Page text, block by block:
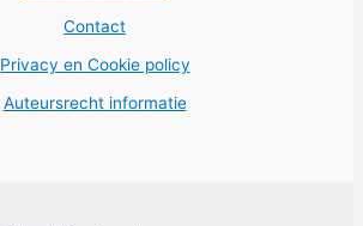
Contact
Privacy en Cookie policy
Auteursrecht informatie